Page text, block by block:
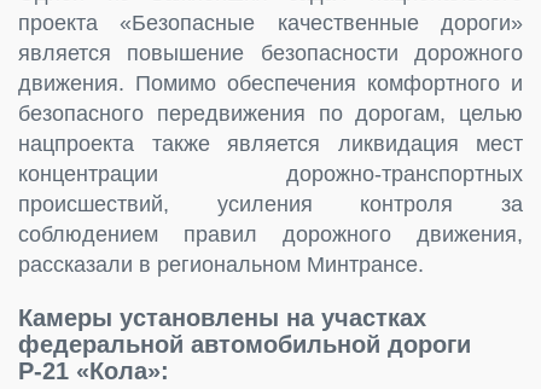
проекта «Безопасные качественные дороги»
является повышение безопасности дорожного
движения. Помимо обеспечения комфортного и
безопасного передвижения по дорогам, целью
нацпроекта также является ликвидация мест
концентрации дорожно-транспортных
происшествий, усиления контроля за
соблюдением правил дорожного движения,
рассказали в региональном Минтрансе.
Камеры установлены на участках
федеральной автомобильной дороги
Р-21 «Кола»: